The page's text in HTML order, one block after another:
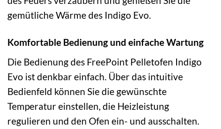
gemütliche Wärme des Indigo Evo.
Komfortable Bedienung und einfache Wartung
Die Bedienung des FreePoint Pelletofen Indigo
Evo ist denkbar einfach. Über das intuitive
Bedienfeld können Sie die gewünschte
Temperatur einstellen, die Heizleistung
regulieren und den Ofen ein- und ausschalten.